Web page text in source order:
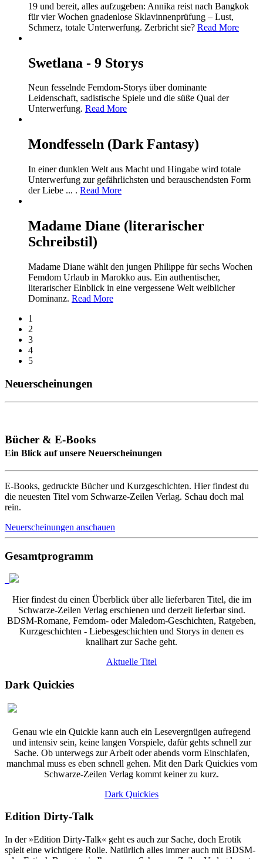
19 und bereit, alles aufzugeben: Annika reist nach Bangkok
für vier Wochen gnadenlose Sklavinnenprüfung – Lust,
Schmerz, totale Unterwerfung. Zerbricht sie? Read More
Swetlana - 9 Storys
Neun fesselnde Femdom-Storys über dominante
Leidenschaft, sadistische Spiele und die süße Qual der
Unterwerfung. Read More
Mondfesseln (Dark Fantasy)
In einer dunklen Welt aus Macht und Hingabe wird totale
Unterwerfung zur gefährlichsten und berauschendsten Form
der Liebe ... . Read More
Madame Diane (literarischer
Schreibstil)
Madame Diane wählt den jungen Philippe für sechs Wochen
Femdom Urlaub in Marokko aus. Ein authentischer,
literarischer Einblick in eine vergessene Welt weiblicher
Dominanz. Read More
1
2
3
4
5
Neuerscheinungen
Bücher & E-Books
Ein Blick auf unsere Neuerscheinungen
E-Books, gedruckte Bücher und Kurzgeschichten. Hier findest du
die neuesten Titel vom Schwarze-Zeilen Verlag. Schau doch mal
rein.
Neuerscheinungen anschauen
Gesamtprogramm
Hier findest du einen Überblick über alle lieferbaren Titel, die im
Schwarze-Zeilen Verlag erschienen und derzeit lieferbar sind.
BDSM-Romane, Femdom- oder Maledom-Geschichten, Ratgeben,
Kurzgeschichten - Liebesgeschichten und Storys in denen es
knallhart zur Sache geht.
Aktuelle Titel
Dark Quickies
Genau wie ein Quickie kann auch ein Lesevergnügen aufregend
und intensiv sein, keine langen Vorspiele, dafür gehts schnell zur
Sache. Ob unterwegs zur Arbeit oder abends vorm Einschlafen,
manchmal muss es eben schnell gehen. Mit den Dark Quickies vom
Schwarze-Zeilen Verlag kommt keiner zu kurz.
Dark Quickies
Edition Dirty-Talk
In der »Edition Dirty-Talk« geht es auch zur Sache, doch Erotik
spielt eine wichtigere Rolle. Natürlich alles immer auch mit BDSM-